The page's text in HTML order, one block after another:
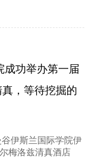
成功举办第一届
真，等待挖掘的
伊斯兰国际学院伊
梅洛兹清真酒店